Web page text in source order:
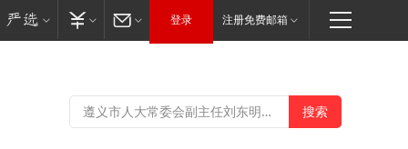
登录 注册免费邮箱